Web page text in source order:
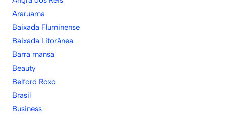
Araruama
Baixada Fluminense
Baixada Litorânea
Barra mansa
Beauty
Belford Roxo
Brasil
Business